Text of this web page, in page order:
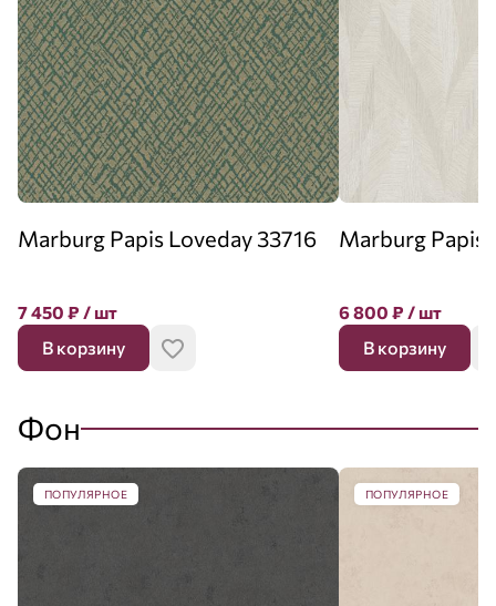
Marburg Papis Loveday 33716
7 450 ₽ / шт
В корзину
Marburg Papis
6 800 ₽ / шт
В корзину
Фон
ПОПУЛЯРНОЕ ПОПУЛЯРНОЕ